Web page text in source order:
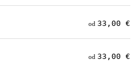
od 33,00 €
od 33,00 €